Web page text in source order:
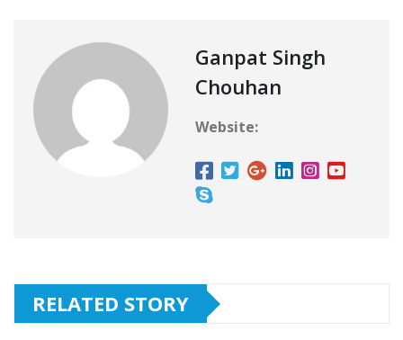
Ganpat Singh
Chouhan
Website:
RELATED STORY